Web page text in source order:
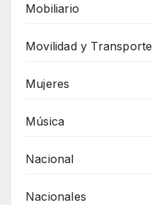
Mobiliario
Movilidad y Transporte
Mujeres
Música
Nacional
Nacionales